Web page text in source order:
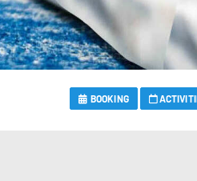
BOOKING